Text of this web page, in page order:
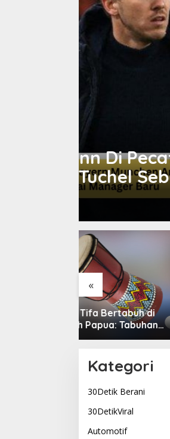
Teka
Biaya
«
Tiga Ketukan
Masa Depan
Bupati Yudas
Kategori
30Detik Berani
30DetikViral
Automotif